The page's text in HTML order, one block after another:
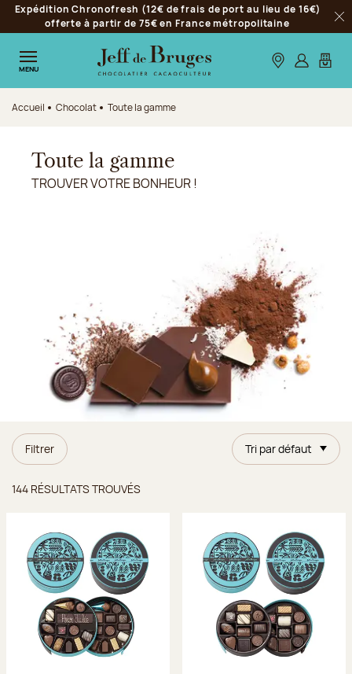
Aller à la navigation
Aller au contenu principal
Aller au pied de page
Expédition Chronofresh (12€ de frais de port au lieu de 16€)
offerte à partir de 75€ en France métropolitaine
MENU Nos boutiques
S’identifier
Mon
Accueil Chocolat Toute la gamme
Toute la gamme
TROUVER VOTRE BONHEUR !
Filtrer Tri par défaut
144 RÉSULTATS TROUVÉS